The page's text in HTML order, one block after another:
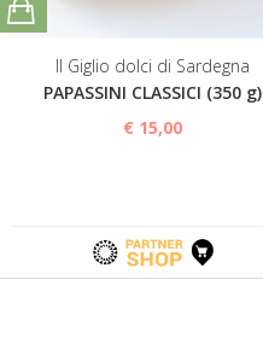
Il Giglio dolci di Sardegna
PAPASSINI CLASSICI (350 g)
€ 15,00